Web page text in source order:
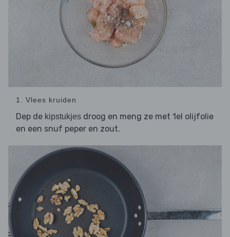
1. Vlees kruiden
Dep de kipstukjes droog en meng ze met 1el olijfolie
en een snuf peper en zout.